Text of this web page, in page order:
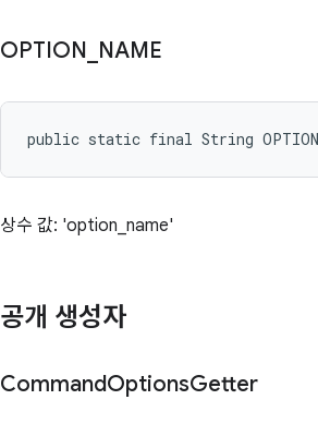
OPTION NAME
public static final String
상수 값: 'option_name'
공개 생성자
CommandOptionsGetter